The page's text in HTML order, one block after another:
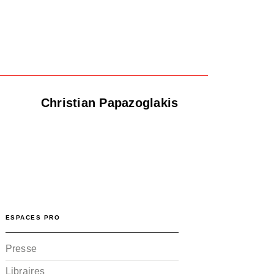
Christian Papazoglakis
ESPACES PRO
Presse
Libraires